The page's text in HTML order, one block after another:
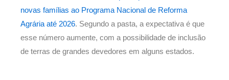
novas famílias ao Programa Nacional de Reforma
Agrária até 2026. Segundo a pasta, a expectativa é que
esse número aumente, com a possibilidade de inclusão
de terras de grandes devedores em alguns estados.